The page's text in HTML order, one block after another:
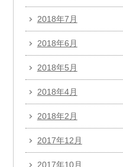
2018年7月
2018年6月
2018年5月
2018年4月
2018年2月
2017年12月
2017年10月